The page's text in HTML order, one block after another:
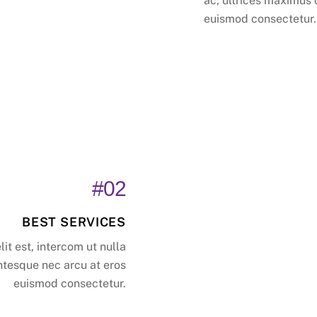
euismod consectetur.
#02
BEST SERVICES
est, intercom ut nulla
nec arcu at eros
euismod consectetur.